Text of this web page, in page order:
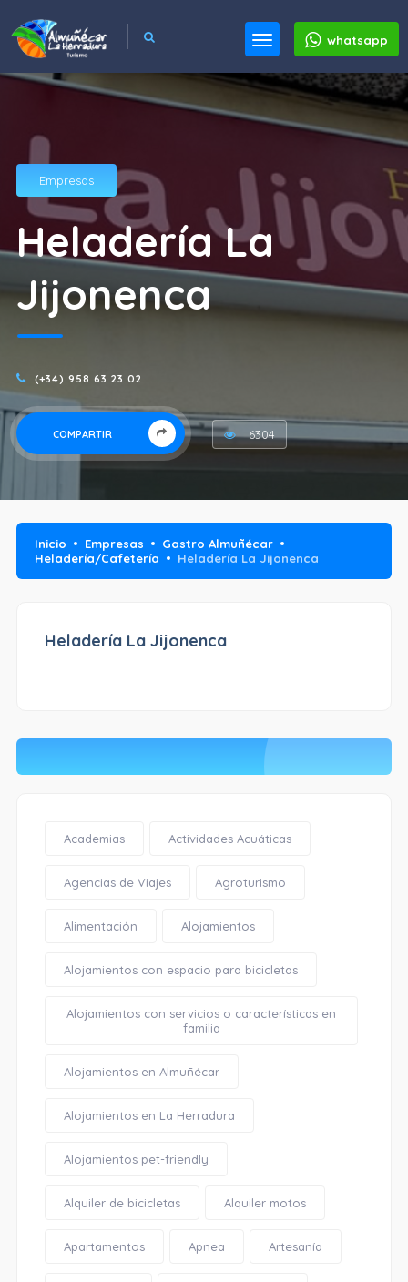
whatsapp
Empresas
Heladería La
Jijonenca
(+34) 958 63 23 02
COMPARTIR 6304
Inicio Empresas
Gastro Almuñécar
Heladería/Cafetería
Heladería La Jijonenca
Heladería La Jijonenca
Academias Actividades Acuáticas
Agencias de Viajes Agroturismo
Alimentación Alojamientos
Alojamientos con espacio para bicicletas
Alojamientos con servicios o características en
familia
Alojamientos en Almuñécar
Alojamientos en La Herradura
Alojamientos pet-friendly
Alquiler de bicicletas Alquiler motos
Apartamentos Apnea Artesanía